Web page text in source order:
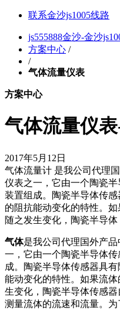
联系金沙js1005线路
js555888金沙-金沙
方案中心 /
/
气体流量仪表
方案中心
气体流量仪
2017年5月12日
气体流量计 是我公司代理
仪表之一，它由一个陶瓷
装置组成。陶瓷半导体传
的阻抗能动变化的特性。
随之发生变化，陶瓷半导体
气体是我公司代理国外产
一，它由一个陶瓷半导体
成。陶瓷半导体传感器具
能动变化的特性。如果流
生变化，陶瓷半导体传感
测量流体的流速和流量。